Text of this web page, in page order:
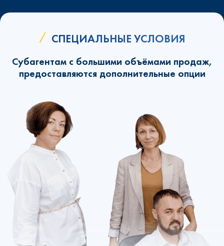
СПЕЦИАЛЬНЫЕ УСЛОВИЯ
Субагентам с большими объёмами продаж,
предоставляются дополнительные опции